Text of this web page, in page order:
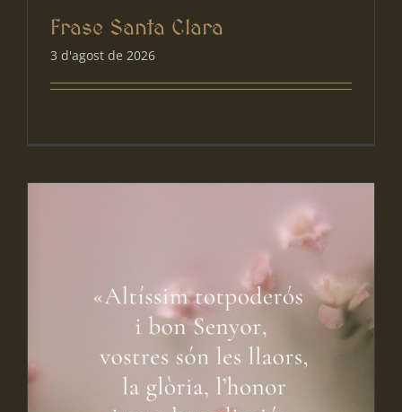
Frase Santa Clara
3 d'agost de 2026